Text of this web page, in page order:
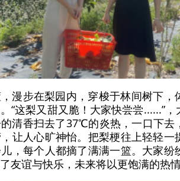
漫步在梨园内，穿梭于林间树下，
“这梨又甜又脆！大家快尝尝......”
清香扫去了37℃的炎热，一口下去
让人心旷神怡。把梨梗往上轻轻一
，每个人都摘了满满一篮。大家纷
友谊与快乐，未来将以更饱满的热